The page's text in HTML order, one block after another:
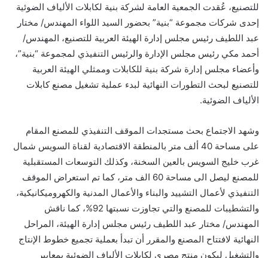
للتصنيع، عُقدت الجمعية العامة لشركة بنية لكابلات الألياف الضوئية
إحدى شركات مجموعة “بنية” بحضور السيد اللواء المهندس/ مختار
عبد اللطيف رئيس مجلس إدارة الهيئة العربية للتصنيع، المهندس/
أحمد مكي رئيس مجلس الإدارة والرئيس التنفيذي لمجموعة “بنية”،
وأعضاء مجلس إدارة شركة بنية للكابلات وممثلي الهيئة العربية
للتصنيع لبحث التطورات النهائية لبدء عملية تشغيل مصنع كابلات
الألياف الضوئية.
وشهد الاجتماع بحث مستجدات الموقف التنفيذي للمصنع المقام
على مساحة 40 ألف متر بالمنطقة الاقتصادية لقناة السويس شمال
غرب خليج السويس بالعين السخنة، وكذلك التوسعات المستقبلية
للمصنع ليصل الى مساحة 60 الف متر، كما تم استعراض الموقف
التنفيذي لأعمال التشييد والبناء والأعمال المدنية والكهروميكانيكية،
والتشطيبات للمصنع والتي تجاوزت نسبتها 92%، كما ناقش
المهندس/ مختار عبد اللطيف رئيس مجلس إدارة الهيئة، المراحل
النهائية لافتتاح المصنع والمقرر أن تبدأ بعملية تجميع خطوط الإنتاج
والتشغيل ليكون منتج مصري لكابلات الألياف الضوئية بمعايير